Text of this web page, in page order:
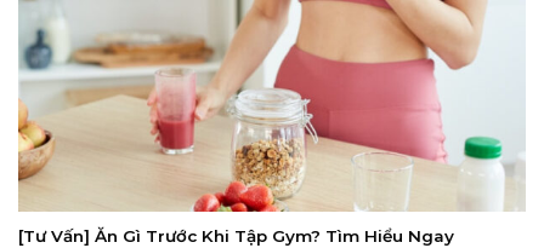
[Tư Vấn] Ăn Gì Trước Khi Tập Gym? Tìm Hiểu Ngay